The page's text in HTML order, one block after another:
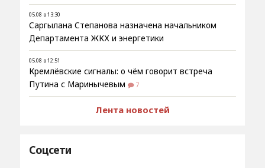
05.08 в 13:30
Саргылана Степанова назначена начальником
Департамента ЖКХ и энергетики
05.08 в 12:51
Кремлёвские сигналы: о чём говорит встреча
Путина с Маринычевым
7
Лента новостей
Соцсети